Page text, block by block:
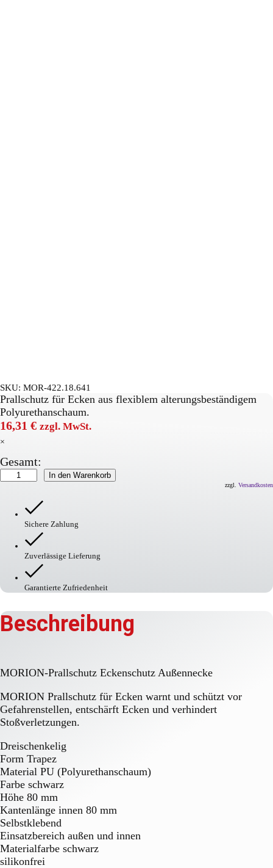
SKU: MOR-422.18.641
Prallschutz für Ecken aus flexiblem alterungsbeständigem
Polyurethanschaum.
16,31 € zzgl. MwSt.
×
Gesamt:
MORION
Prallschutz
In den Warenkorb
zzgl. Versandkosten
Sichere Zahlung
Zuverlässige Lieferung
Garantierte Zufriedenheit
Beschreibung
MORION-Prallschutz Eckenschutz Außennecke
MORION Prallschutz für Ecken warnt und schützt vor
Gefahrenstellen, entschärft Ecken und verhindert
Stoßverletzungen.
Dreischenkelig
Form Trapez
Material PU (Polyurethanschaum)
Farbe schwarz
Höhe 80 mm
Kantenlänge innen 80 mm
Selbstklebend
Einsatzbereich außen und innen
Materialfarbe schwarz
silikonfrei